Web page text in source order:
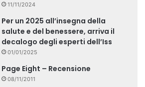
11/11/2024
Per un 2025 all’insegna della
salute e del benessere, arriva il
decalogo degli esperti dell’Iss
01/01/2025
Page Eight – Recensione
08/11/2011